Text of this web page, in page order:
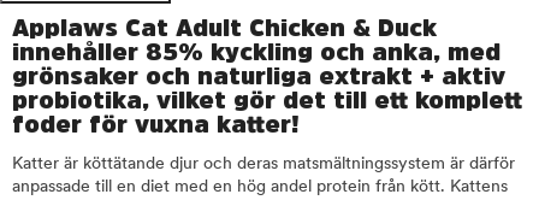
Applaws Cat Adult Chicken & Duck
innehåller 85% kyckling och anka, med
grönsaker och naturliga extrakt + aktiv
probiotika, vilket gör det till ett komplett
foder för vuxna katter!
Katter är köttätande djur och deras matsmältningssystem är därför
anpassade till en diet med en hög andel protein från kött. Kattens